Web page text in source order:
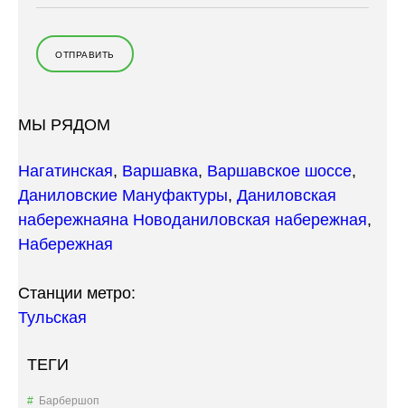
МЫ РЯДОМ
Нагатинская, Варшавка, Варшавское шоссе,
Даниловские Мануфактуры, Даниловская
набережнаяна Новоданиловская набережная,
Набережная
Станции метро:
Тульская
ТЕГИ
Барбершоп